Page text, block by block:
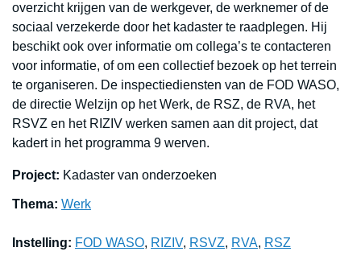
overzicht krijgen van de werkgever, de werknemer of de
sociaal verzekerde door het kadaster te raadplegen. Hij
beschikt ook over informatie om collega’s te contacteren
voor informatie, of om een collectief bezoek op het terrein
te organiseren. De inspectiediensten van de FOD WASO,
de directie Welzijn op het Werk, de RSZ, de RVA, het
RSVZ en het RIZIV werken samen aan dit project, dat
kadert in het programma 9 werven.
Project: Kadaster van onderzoeken
Thema: Werk
Instelling: FOD WASO, RIZIV, RSVZ, RVA, RSZ